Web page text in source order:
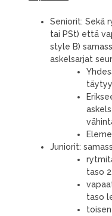
Seniorit: Sekä
tai PSt) että
style B)
askelsarjat
Juniorit:
taso
taso